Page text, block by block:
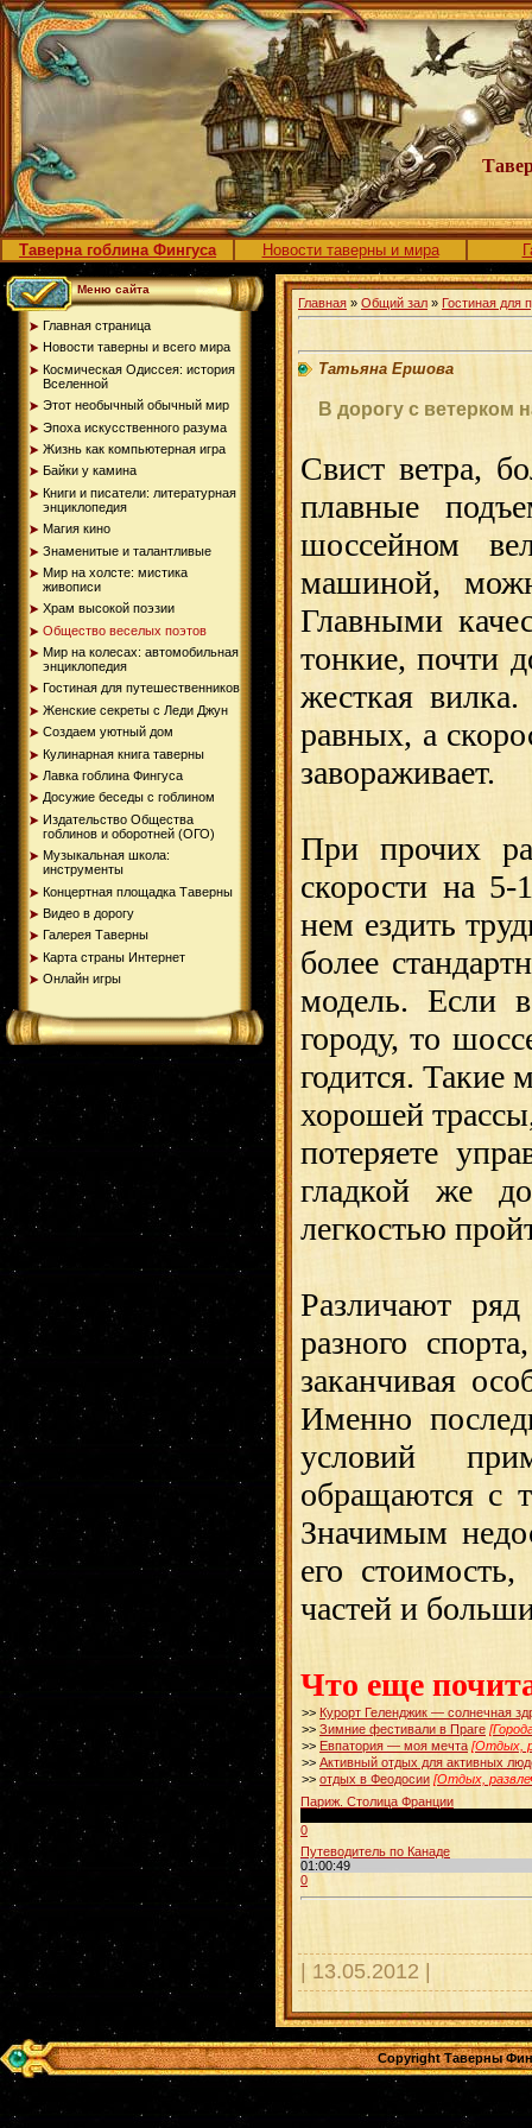
Таверна гоблина Фингуса Новости таверны и мира
Меню сайта
Главная страница
Новости таверны и всего мира
Космическая Одиссея: история
Вселенной
Этот необычный обычный мир
Эпоха искусственного разума
Жизнь как компьютерная игра
Байки у камина
Книги и писатели: литературная
энциклопедия
Магия кино
Знаменитые и талантливые
Мир на холсте: мистика
живописи
Храм высокой поэзии
Общество веселых поэтов
Мир на колесах: автомобильная
энциклопедия
Гостиная для путешественников
Женские секреты с Леди Джун
Создаем уютный дом
Кулинарная книга таверны
Лавка гоблина Фингуса
Досужие беседы с гоблином
Издательство Общества
гоблинов и оборотней (ОГО)
Музыкальная школа:
инструменты
Концертная площадка Таверны
Видео в дорогу
Галерея Таверны
Карта страны Интернет
Онлайн игры
Главная » Общий зал » Гостиная для
Татьяна Ершова
В дорогу с ветерком
Свист ветра,
плавные
шоссейном
машиной,
Главными
тонкие, почти
жесткая
равных, а
завораживает.
При прочих
скорости на
нем ездить
более
модель. Если
городу, то
годится. Такие
хорошей
потеряете
гладкой же
легкостью
Различают
разного
заканчивая
Именно
условий
обращаются с
Значимым
его
частей и
Что еще
>> Курорт Геленджик — солнечная
>> Зимние фестивали в Праге
>> Евпатория — моя мечта [Отдых,
>> Активный отдых для активных
>> отдых в Феодосии [Отдых,
Париж. Столица Франции
0
Путеводитель по Канаде
01:00:49
0
| 13.05.2012 |
Copyright Таверны